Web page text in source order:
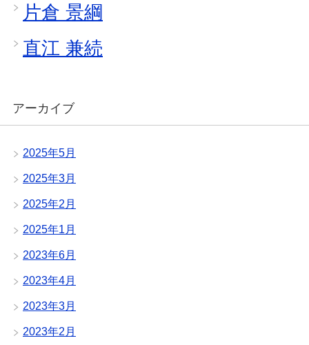
片倉 景綱
直江 兼続
アーカイブ
2025年5月
2025年3月
2025年2月
2025年1月
2023年6月
2023年4月
2023年3月
2023年2月